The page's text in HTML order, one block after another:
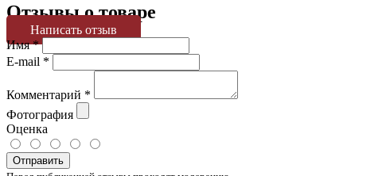
Отзывы о товаре
Написать отзыв
Имя*
E-mail *
Комментарий *
Фотография
Оценка
Отправить